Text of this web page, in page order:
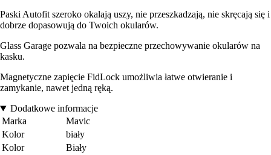
Paski Autofit szeroko okalają uszy, nie przeszkadzają, nie skręcają się i
dobrze dopasowują do Twoich okularów.
Glass Garage pozwala na bezpieczne przechowywanie okularów na
kasku.
Magnetyczne zapięcie FidLock umożliwia łatwe otwieranie i
zamykanie, nawet jedną ręką.
Dodatkowe informacje
Marka
Mavic
Kolor
biały
Kolor
Biały